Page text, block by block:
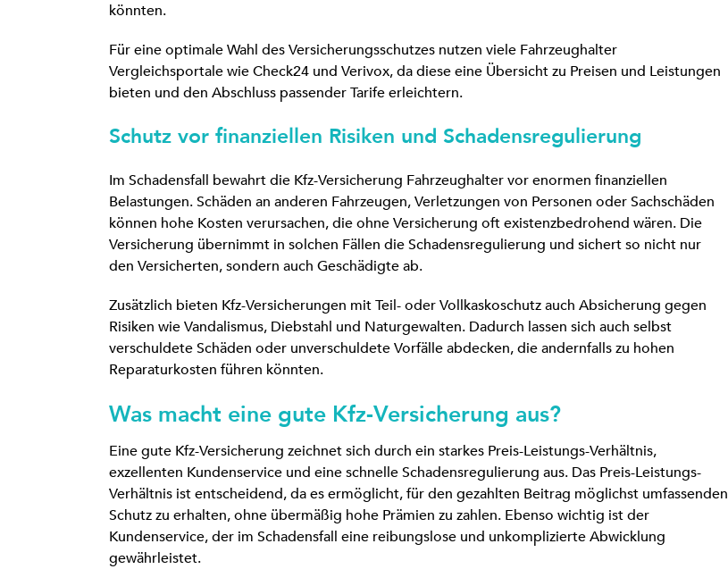
könnten.
Für eine optimale Wahl des Versicherungsschutzes nutzen viele Fahrzeughalter
Vergleichsportale wie Check24 und Verivox, da diese eine Übersicht zu Preisen und Leistungen
bieten und den Abschluss passender Tarife erleichtern.
Schutz vor finanziellen Risiken und Schadensregulierung
Im Schadensfall bewahrt die Kfz-Versicherung Fahrzeughalter vor enormen finanziellen
Belastungen. Schäden an anderen Fahrzeugen, Verletzungen von Personen oder Sachschäden
können hohe Kosten verursachen, die ohne Versicherung oft existenzbedrohend wären. Die
Versicherung übernimmt in solchen Fällen die Schadensregulierung und sichert so nicht nur
den Versicherten, sondern auch Geschädigte ab.
Zusätzlich bieten Kfz-Versicherungen mit Teil- oder Vollkaskoschutz auch Absicherung gegen
Risiken wie Vandalismus, Diebstahl und Naturgewalten. Dadurch lassen sich auch selbst
verschuldete Schäden oder unverschuldete Vorfälle abdecken, die andernfalls zu hohen
Reparaturkosten führen könnten.
Was macht eine gute Kfz-Versicherung aus?
Eine gute Kfz-Versicherung zeichnet sich durch ein starkes Preis-Leistungs-Verhältnis,
exzellenten Kundenservice und eine schnelle Schadensregulierung aus. Das Preis-Leistungs-
Verhältnis ist entscheidend, da es ermöglicht, für den gezahlten Beitrag möglichst umfassenden
Schutz zu erhalten, ohne übermäßig hohe Prämien zu zahlen. Ebenso wichtig ist der
Kundenservice, der im Schadensfall eine reibungslose und unkomplizierte Abwicklung
gewährleistet.